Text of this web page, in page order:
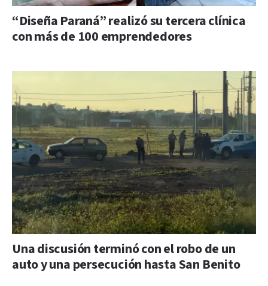
“Diseña Paraná” realizó su tercera clínica
con más de 100 emprendedores
Una discusión terminó con el robo de un
auto y una persecución hasta San Benito